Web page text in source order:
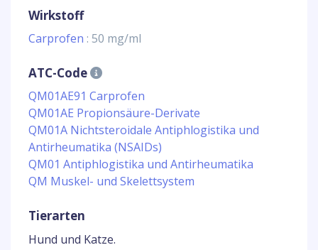
Wirkstoff
Carprofen : 50 mg/ml
ATC-Code
QM01AE91 Carprofen
QM01AE Propionsäure-Derivate
QM01A Nichtsteroidale Antiphlogistika und
Antirheumatika (NSAIDs)
QM01 Antiphlogistika und Antirheumatika
QM Muskel- und Skelettsystem
Tierarten
Hund und Katze.